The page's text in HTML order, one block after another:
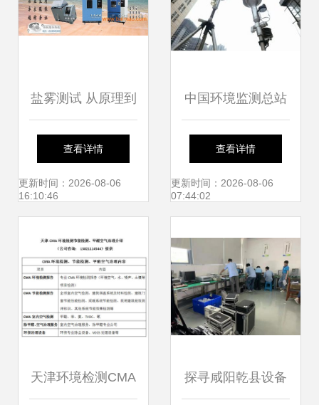
盐雾测试 从原理到
应用的全面解析
查看详情
更新时间：2026-08-06
16:10:46
中国环境监测总站
合格产品名录 最新
专题资讯
查看详情
更新时间：2026-08-06
07:44:02
天津环境检测CMA 探寻咸阳乾县设备